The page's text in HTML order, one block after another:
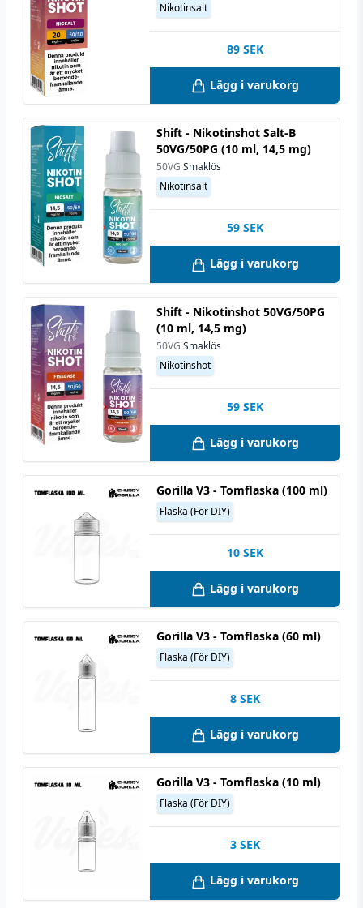
Nikotinsalt
89 SEK
Lägg i varukorg
Shift - Nikotinshot Salt-B
50VG/50PG (10 ml, 14,5 mg)
50VG Smaklös
Nikotinsalt
59 SEK
Lägg i varukorg
Shift - Nikotinshot 50VG/50PG
(10 ml, 14,5 mg)
50VG Smaklös
Nikotinshot
59 SEK
Lägg i varukorg
Gorilla V3 - Tomflaska (100 ml)
Flaska (För DIY)
10 SEK
Lägg i varukorg
Gorilla V3 - Tomflaska (60 ml)
Flaska (För DIY)
8 SEK
Lägg i varukorg
Gorilla V3 - Tomflaska (10 ml)
Flaska (För DIY)
3 SEK
Lägg i varukorg